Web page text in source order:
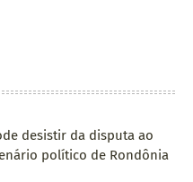
desistir da disputa ao
político de Rondônia